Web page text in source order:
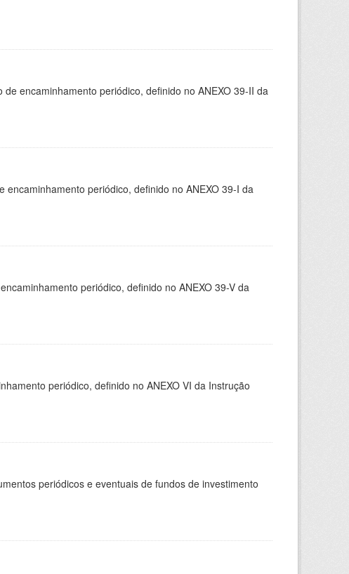
encaminhamento periódico, definido no ANEXO 39-II da
periódico, definido no ANEXO 39-I da
periódico, definido no ANEXO 39-V da
periódico, definido no ANEXO VI da Instrução
periódicos e eventuais de fundos de investimento